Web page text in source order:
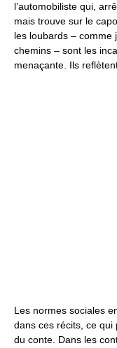
l’automobiliste qui,
mais trouve sur le
les loubards – comme
chemins – sont les
menaçante. Ils
Les normes sociales
dans ces récits, ce qui
du conte. Dans les